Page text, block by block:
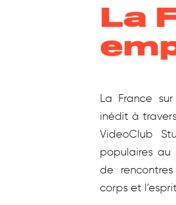
La
La France
inédit à
VideoClub
populaires au
de
corps et